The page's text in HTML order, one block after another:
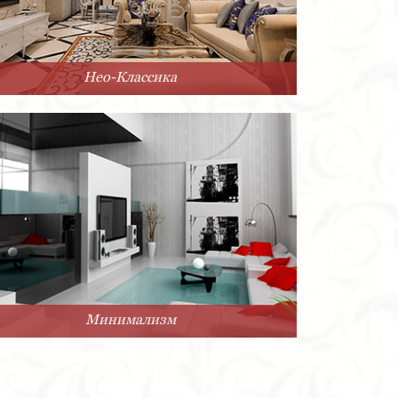
Нео-Классика
Минимализм